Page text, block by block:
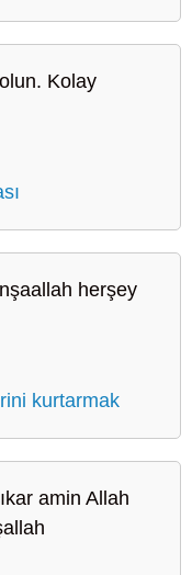
Kolay
herşey
kurtarmak
amin Allah